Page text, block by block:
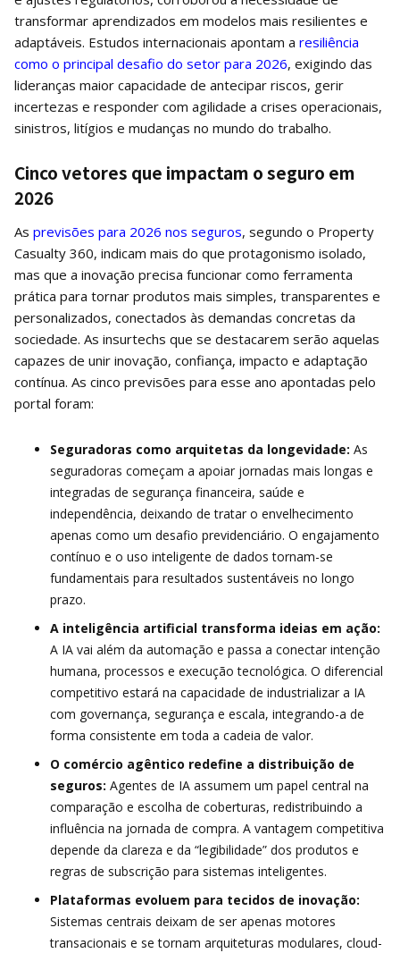
transformar aprendizados em modelos mais resilientes e
adaptáveis. Estudos internacionais apontam a resiliência
como o principal desafio do setor para 2026, exigindo das
lideranças maior capacidade de antecipar riscos, gerir
incertezas e responder com agilidade a crises operacionais,
sinistros, litígios e mudanças no mundo do trabalho.
Cinco vetores que impactam o seguro em
2026
As previsões para 2026 nos seguros, segundo o Property
Casualty 360, indicam mais do que protagonismo isolado,
mas que a inovação precisa funcionar como ferramenta
prática para tornar produtos mais simples, transparentes e
personalizados, conectados às demandas concretas da
sociedade. As insurtechs que se destacarem serão aquelas
capazes de unir inovação, confiança, impacto e adaptação
contínua. As cinco previsões para esse ano apontadas pelo
portal foram:
Seguradoras como arquitetas da longevidade: As
seguradoras começam a apoiar jornadas mais longas e
integradas de segurança financeira, saúde e
independência, deixando de tratar o envelhecimento
apenas como um desafio previdenciário. O engajamento
contínuo e o uso inteligente de dados tornam-se
fundamentais para resultados sustentáveis no longo
prazo.
A inteligência artificial transforma ideias em ação:
A IA vai além da automação e passa a conectar intenção
humana, processos e execução tecnológica. O diferencial
competitivo estará na capacidade de industrializar a IA
com governança, segurança e escala, integrando-a de
forma consistente em toda a cadeia de valor.
O comércio agêntico redefine a distribuição de
seguros: Agentes de IA assumem um papel central na
comparação e escolha de coberturas, redistribuindo a
influência na jornada de compra. A vantagem competitiva
depende da clareza e da “legibilidade” dos produtos e
regras de subscrição para sistemas inteligentes.
Plataformas evoluem para tecidos de inovação:
Sistemas centrais deixam de ser apenas motores
transacionais e se tornam arquiteturas modulares, cloud-